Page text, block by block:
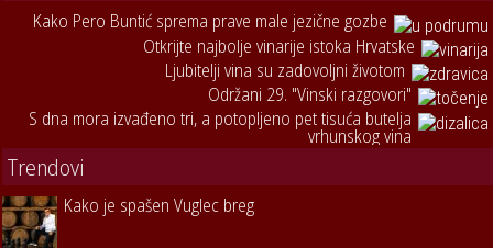
Kako Pero Buntić sprema prave male jezične gozbe
Otkrijte najbolje vinarije istoka Hrvatske
Ljubitelji vina su zadovoljni životom
Održani 29. "Vinski razgovori"
S dna mora izvađeno tri, a potopljeno pet tisuća butelja
vrhunskog vina
Trendovi
Kako je spašen Vuglec breg